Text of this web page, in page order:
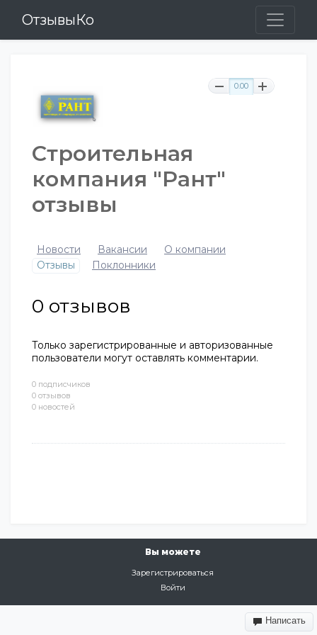
ОтзывыКо
0 подписчиков
0 отзывов
0 новостей
0.00
Строительная
компания "Рант"
отзывы
Новости Вакансии
О компании
Отзывы
Поклонники
0 отзывов
Только зарегистрированные и авторизованные
пользователи могут оставлять комментарии.
Вы можете
Зарегистрироваться
Войти
Написать